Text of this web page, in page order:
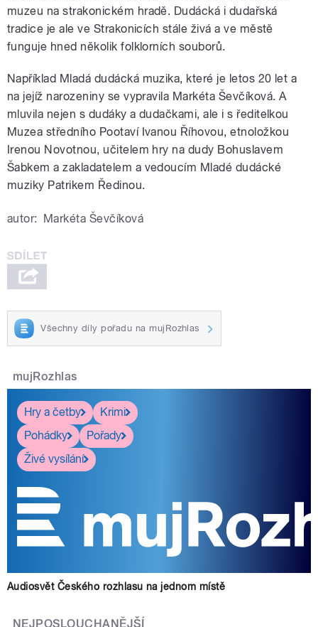
muzeu na strakonickém hradě. Dudácká i dudařská
tradice je ale ve Strakonicích stále živá a ve městě
funguje hned několik folklorních souborů.
Například Mladá dudácká muzika, které je letos 20 let a
na jejíž narozeniny se vypravila Markéta Ševčíková. A
mluvila nejen s dudáky a dudačkami, ale i s ředitelkou
Muzea středního Pootaví Ivanou Říhovou, etnoložkou
Irenou Novotnou, učitelem hry na dudy Bohuslavem
Šabkem a zakladatelem a vedoucím Mladé dudácké
muziky Patrikem Ředinou.
autor: Markéta Ševčíková
Všechny díly pořadu na mujRozhlas
mujRozhlas
Hry a četby
Krimi
Pohádky
Pořady
Živé vysílání
Audiosvět Českého rozhlasu na jednom místě
NEJPOSLOUCHANĚJŠÍ